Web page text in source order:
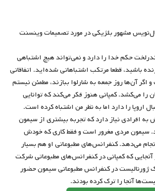
مشهور بلژیکی در مورد تصمیمات وینسنت
حکم خدا را دارد و نمی‌تواند هیچ اشتباهی
باشید، قطعا مرتکب اشتباهاتی شده‌اید. اتفاقاتی
آن‌ها روز جمعه به شارلوا ببازند، مطمئن نیستم
را می‌کشد. کمپانی هنوز فکر می‌کند که توانایی
اروپا را دارد اما به نظر من اشتباه کرده است.
به افرادی نیاز دارد که تجربه بیشتری از سیمون
سیمون مردی مغرور است و فقط کاری که خودش
می‌دهد. کنفرانس‌های مطبوعاتی او هم بسیار
که کمپانی در کنفرانس‌های مطبوعاتی شرکت
ژورنالیست در کنفرانس مطبوعاتی سیمون حضور
آنجا را ترک کرده بودند.